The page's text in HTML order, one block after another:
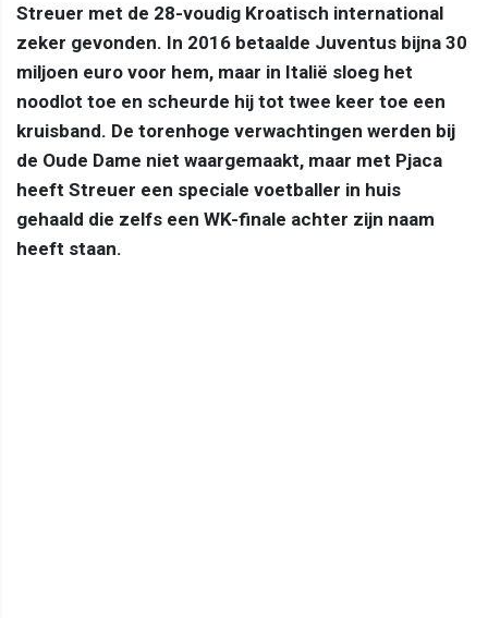
Streuer met de 28-voudig Kroatisch international
zeker gevonden. In 2016 betaalde Juventus bijna 30
miljoen euro voor hem, maar in Italië sloeg het
noodlot toe en scheurde hij tot twee keer toe een
kruisband. De torenhoge verwachtingen werden bij
de Oude Dame niet waargemaakt, maar met Pjaca
heeft Streuer een speciale voetballer in huis
gehaald die zelfs een WK-finale achter zijn naam
heeft staan.